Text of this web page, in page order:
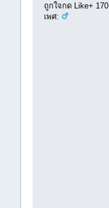
ถูกใจกด Like+ 170
เพศ: